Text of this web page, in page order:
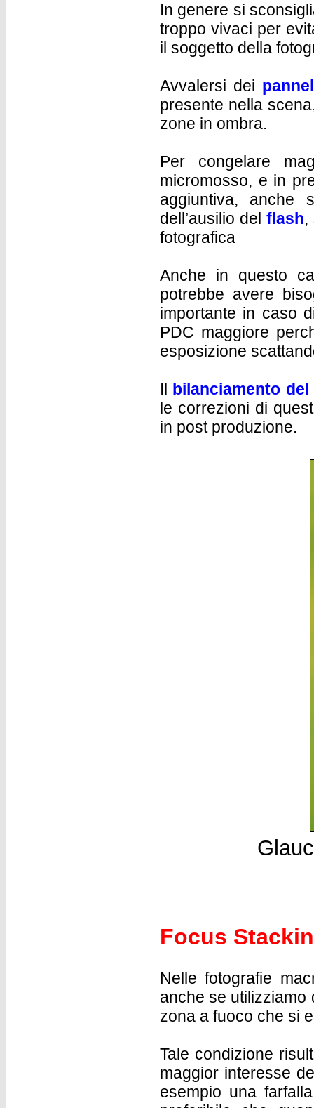
In genere si
troppo vivaci per
il soggetto della
Avvalersi dei
presente nella
zone in ombra.
Per congelare
micromosso, e in
aggiuntiva, anche
dell’ausilio del flash,
fotografica
Anche in questo
potrebbe avere
importante in caso
PDC maggiore
esposizione
Il
bilanciamento
le correzioni di
in post produzione.
Focus
Nelle fotografie
anche se utilizziamo
zona a fuoco che si
Tale condizione
maggior interesse
esempio una